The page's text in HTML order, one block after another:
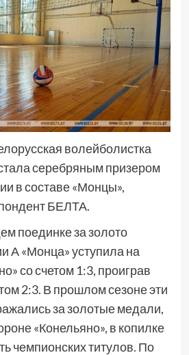
волейболистка
серебряным призером
в составе «Монцы»,
БЕЛТА.
поединке за золото
А «Монца» уступила на
со счетом 1:3, проиграв
2:3. В прошлом сезоне эти
за золотые медали,
«Конельяно», в копилке
чемпионских титулов. По